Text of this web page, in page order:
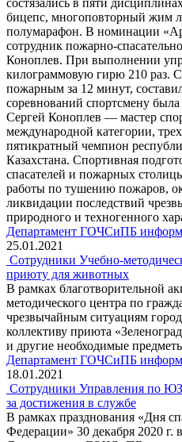
состязались в пяти
бицепс, многоповторный жим
полумарафон. В номинации
сотрудник пожарно-
Коноплев. При выполнении
килограммовую гирю 210 раз.
пожарным за 12 минут,
соревнований спортсмену была
Сергей Коноплев — мастер
международной категории,
пятикратный чемпион
Казахстана. Спортивная
спасателей и пожарных
работы по тушению пожаров,
ликвидации последствий
природного и техногенного
Департамент ГОЧСиПБ
25.01.2021
Сотрудники Учебно-
приюту для животных
В рамках благотворительной
методического центра по
чрезвычайным ситуациям
коллективу приюта
и другие необходимые
Департамент ГОЧСиПБ
18.01.2021
Сотрудники Управления по
за достижения в службе
В рамках празднования «Дня
Федерации» 30 декабря 2020